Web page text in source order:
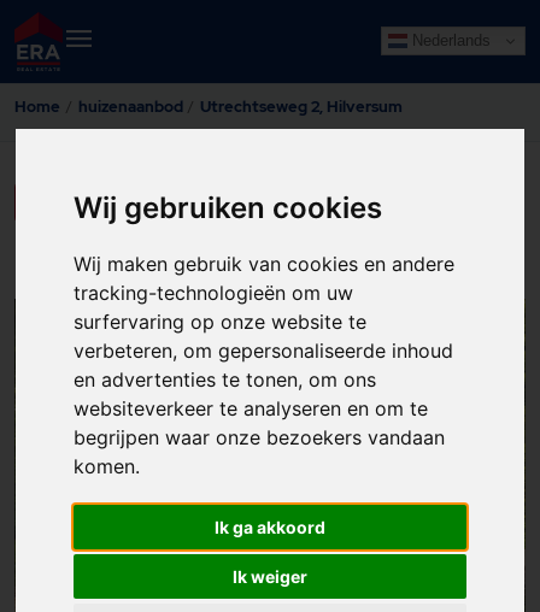
Wij gebruiken cookies
Wij maken gebruik van cookies en andere
tracking-technologieën om uw
surfervaring op onze website te
verbeteren, om gepersonaliseerde inhoud
en advertenties te tonen, om ons
websiteverkeer te analyseren en om te
begrijpen waar onze bezoekers vandaan
komen.
Ik ga akkoord
Ik weiger
Nederlands
Home huizenaanbod Utrechtseweg 2, Hilversum
LAAT HIER UW GEGEVENS ACHTER